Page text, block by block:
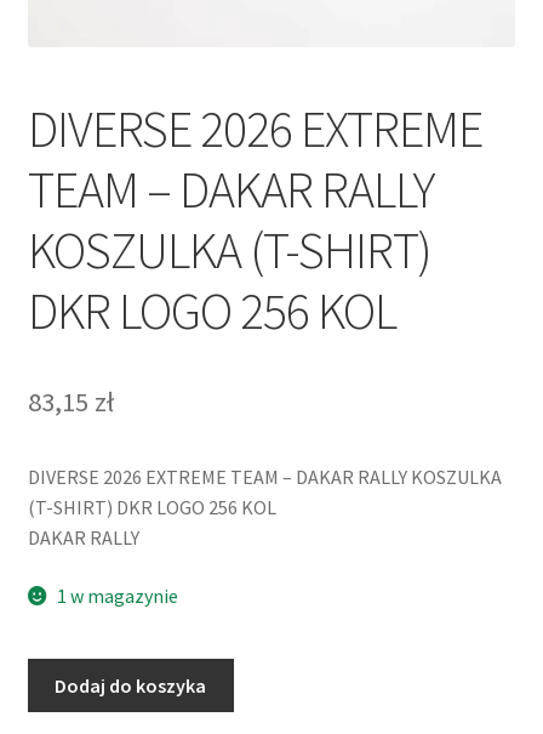
DIVERSE 2026 EXTREME
TEAM – DAKAR RALLY
KOSZULKA (T-SHIRT)
DKR LOGO 256 KOL
83,15 zł
DIVERSE 2026 EXTREME TEAM – DAKAR RALLY KOSZULKA
(T-SHIRT) DKR LOGO 256 KOL
DAKAR RALLY
1 w magazynie
Dodaj do koszyka